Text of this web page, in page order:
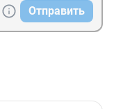
Отправить